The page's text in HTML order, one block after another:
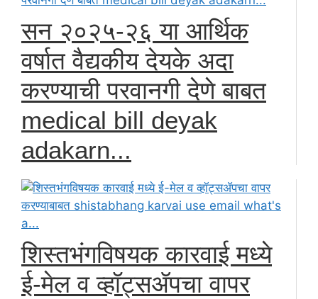
सन २०२५-२६ या आर्थिक
वर्षात वैद्यकीय देयके अदा
करण्याची परवानगी देणे बाबत
medical bill deyak
adakarn...
शिस्तभंगविषयक कारवाई मध्ये
ई-मेल व व्हॉट्सॲपचा वापर